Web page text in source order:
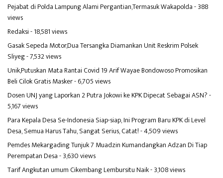
Pejabat di Polda Lampung Alami Pergantian,Termasuk Wakapolda- 388
views
Redaksi- 18,581 views
Gasak Sepeda Motor,Dua Tersangka Diamankan Unit Reskrim Polsek
Sliyeg- 7,532 views
Unik,Putuskan Mata Rantai Covid 19 Arif Wayae Bondowoso Promosikan
Beli Cilok Gratis Masker- 6,705 views
Dosen UNJ yang Laporkan 2 Putra Jokowi ke KPK Dipecat Sebagai ASN?-
5,167 views
Para Kepala Desa Se-Indonesia Siap-siap, Ini Program Baru KPK di Level
Desa, Semua Harus Tahu, Sangat Serius, Catat!- 4,509 views
Pemdes Mekargading Tunjuk 7 Muadzin Kumandangkan Adzan Di Tiap
Perempatan Desa- 3,630 views
Tarif Angkutan umum Cikembang Lembursitu Naik- 3,108 views